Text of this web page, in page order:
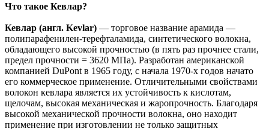
Что такое Кевлар?
Кевлар (англ. Kevlar) — торговое название арамида —
полипарафенилен-терефталамида, синтетического волокна,
обладающего высокой прочностью (в пять раз прочнее стали,
предел прочности = 3620 МПа). Разработан американской
компанией DuPont в 1965 году, с начала 1970-x годов начато
его коммерческое применение. Отличительными свойствами
волокон кевлара является их устойчивость к кислотам,
щелочам, высокая механическая и жаропрочность. Благодаря
высокой механической прочности волокна, оно находит
применение при изготовлении не только защитных